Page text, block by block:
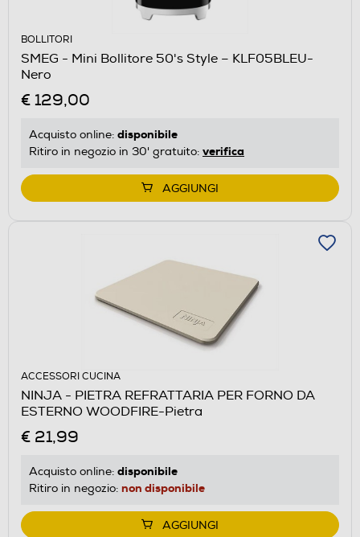
BOLLITORI
SMEG - Mini Bollitore 50's Style – KLF05BLEU-
Nero
€ 129,00
Acquisto online: disponibile
Ritiro in negozio in 30' gratuito: verifica
AGGIUNGI
ACCESSORI CUCINA
NINJA - PIETRA REFRATTARIA PER FORNO DA
ESTERNO WOODFIRE-Pietra
€ 21,99
Acquisto online: disponibile
Ritiro in negozio: non disponibile
AGGIUNGI